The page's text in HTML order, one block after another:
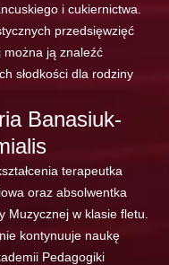
i cukiernictwa.
przedsięwzięć
ją znaleźć
słodkości dla rodziny
Banasiuk-
terapeutka
oraz absolwentka
Muzycznej w klasie fletu.
kontynuuje naukę
Pedagogiki